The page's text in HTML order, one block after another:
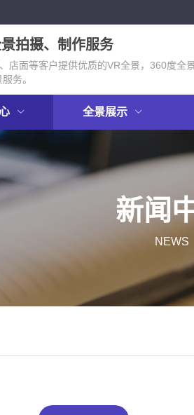
拍摄、制作服务
店面等客户提供优质的VR全景，360度全
务。
全景展示
新闻
NEWS